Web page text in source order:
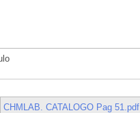
CHMLAB. CATALOGO Pag 51.pdf